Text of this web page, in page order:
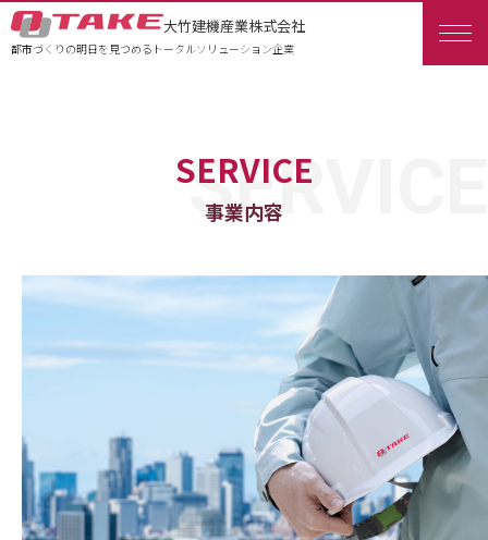
大竹建機産業株式会社
都市づくりの明日を見つめるトータルソリューション企業
SERVICE
事業内容